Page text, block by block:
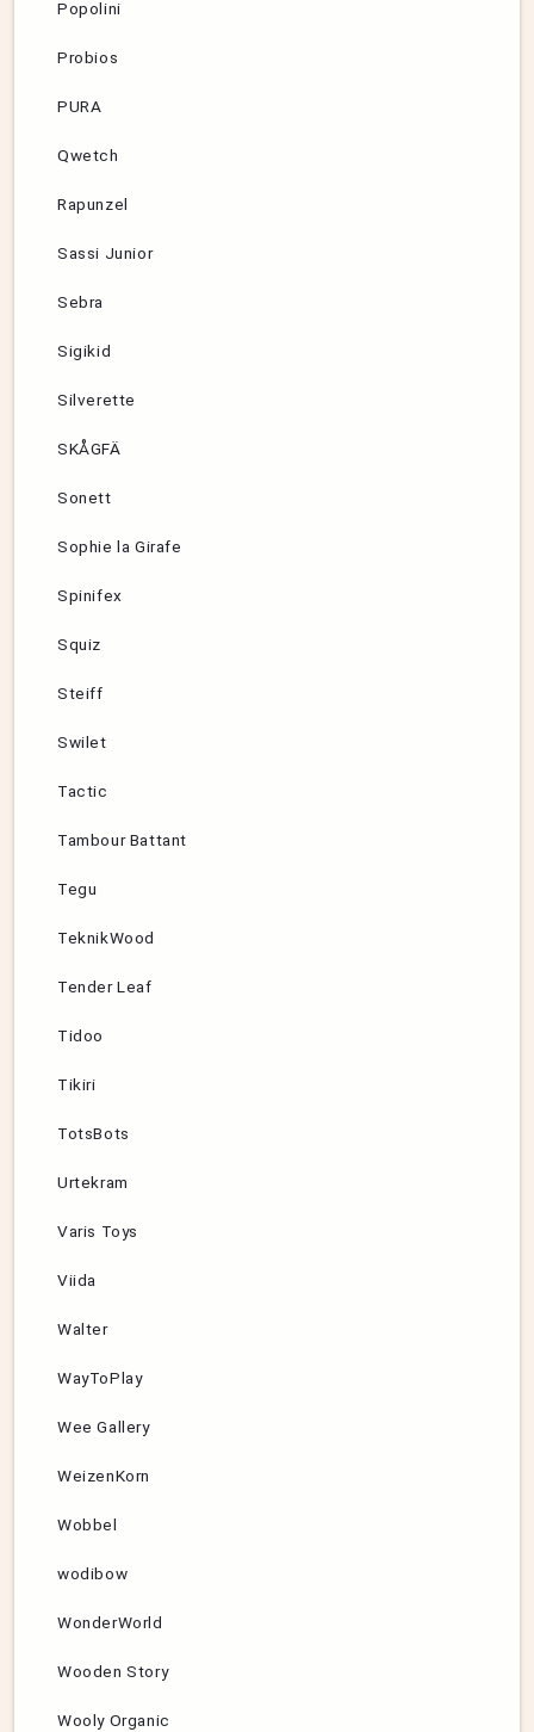
Popolini
Probios
PURA
Qwetch
Rapunzel
Sassi Junior
Sebra
Sigikid
Silverette
SKÅGFÄ
Sonett
Sophie la Girafe
Spinifex
Squiz
Steiff
Swilet
Tactic
Tambour Battant
Tegu
TeknikWood
Tender Leaf
Tidoo
Tikiri
TotsBots
Urtekram
Varis Toys
Viida
Walter
WayToPlay
Wee Gallery
WeizenKorn
Wobbel
wodibow
WonderWorld
Wooden Story
Wooly Organic